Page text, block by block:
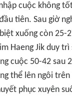
cuộc không
tiên. Sau giờ
xuống còn
Haeng Jik duy
cuộc 50-42 sau
thể lên ngôi
phục xuyên